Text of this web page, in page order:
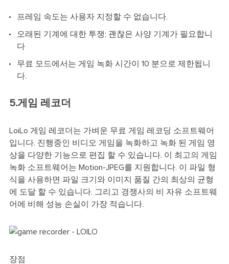
프레임 속도는 사용자 지정할 수 없습니다.
오래된 기계에 대한 투쟁; 괜찮은 사양 기계가 필요합니
다
무료 모드에서는 게임 녹화 시간이 10 분으로 제한됩니
다.
5.게임 레코더
LoiLo 게임 레코더는 가벼운 무료 게임 레코딩 소프트웨어
입니다. 진행중인 비디오 게임을 녹화하고 녹화 된 게임 영
상을 다양한 기능으로 편집 할 수 있습니다. 이 최고의 게임
녹화 소프트웨어는 Motion-JPEG를 지원합니다. 이 파일 형
식을 사용하면 파일 크기와 이미지 품질 간의 최상의 균형
에 도달 할 수 있습니다. 그리고 경쟁사의 비 자유 소프트웨
어에 비해 성능 손실이 가장 적습니다.
장점